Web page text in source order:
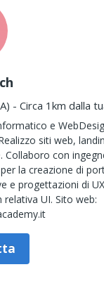
- Circa 1km dalla
e
siti web,
Collaboro con
la creazione di
e progettazioni di
UI. Sito web: